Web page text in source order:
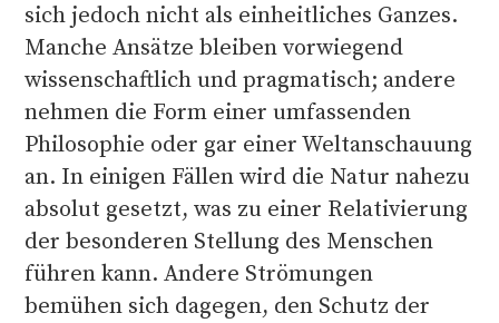
sich jedoch nicht als einheitliches Ganzes.
Manche Ansätze bleiben vorwiegend
wissenschaftlich und pragmatisch; andere
nehmen die Form einer umfassenden
Philosophie oder gar einer Weltanschauung
an. In einigen Fällen wird die Natur nahezu
absolut gesetzt, was zu einer Relativierung
der besonderen Stellung des Menschen
führen kann. Andere Strömungen
bemühen sich dagegen, den Schutz der